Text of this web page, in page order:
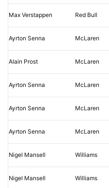
verbreekt
33
jaar
record
van
Senna
Max Verstappen Red Bull
Ayrton Senna McLaren
Alain Prost McLaren
Ayrton Senna McLaren
Ayrton Senna McLaren
Ayrton Senna McLaren
Nigel Mansell Williams
Nigel Mansell Williams